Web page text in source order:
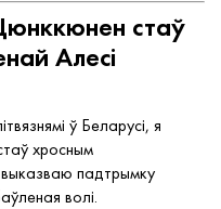
стаў
Алесі
ў Беларусі, я
хросным
выказваю падтрымку
волі.